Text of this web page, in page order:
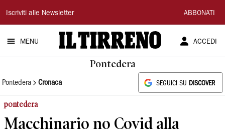
Il
Tirreno
Iscriviti alle Newsletter ABBONATI
MENU ACCEDI
Pontedera
Pontedera Cronaca SEGUICI SU DISCOVER
pontedera
Macchinario no Covid alla